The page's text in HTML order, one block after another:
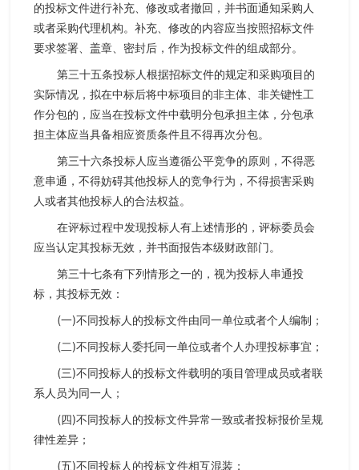
的投标文件进行补充、修改或者撤回，并书面通知采购人
或者采购代理机构。补充、修改的内容应当按照招标文件
要求签署、盖章、密封后，作为投标文件的组成部分。
第三十五条投标人根据招标文件的规定和采购项目的
实际情况，拟在中标后将中标项目的非主体、非关键性工
作分包的，应当在投标文件中载明分包承担主体，分包承
担主体应当具备相应资质条件且不得再次分包。
第三十六条投标人应当遵循公平竞争的原则，不得恶
意串通，不得妨碍其他投标人的竞争行为，不得损害采购
人或者其他投标人的合法权益。
在评标过程中发现投标人有上述情形的，评标委员会
应当认定其投标无效，并书面报告本级财政部门。
第三十七条有下列情形之一的，视为投标人串通投
标，其投标无效：
(一)不同投标人的投标文件由同一单位或者个人编制；
(二)不同投标人委托同一单位或者个人办理投标事宜；
(三)不同投标人的投标文件载明的项目管理成员或者联
系人员为同一人；
(四)不同投标人的投标文件异常一致或者投标报价呈规
律性差异；
(五)不同投标人的投标文件相互混装；